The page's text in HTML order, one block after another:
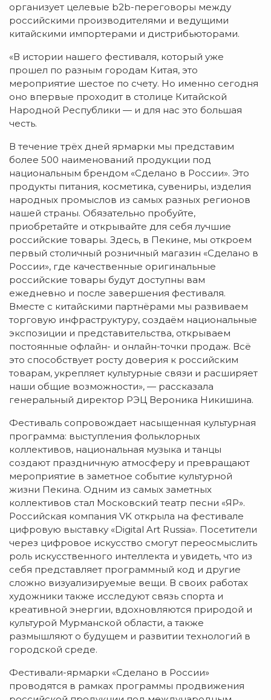
организует целевые b2b-переговоры между
российскими производителями и ведущими
китайскими импортерами и дистрибьюторами.
«В истории нашего фестиваля, который уже
прошел по разным городам Китая, это
мероприятие шестое по счету. Но именно сегодня
оно впервые проходит в столице Китайской
Народной Республики — и для нас это большая
честь.
В течение трёх дней ярмарки мы представим
более 500 наименований продукции под
национальным брендом «Сделано в России». Это
продукты питания, косметика, сувениры, изделия
народных промыслов из самых разных регионов
нашей страны. Обязательно пробуйте,
приобретайте и открывайте для себя лучшие
российские товары. Здесь, в Пекине, мы откроем
первый столичный розничный магазин «Сделано в
России», где качественные оригинальные
российские товары будут доступны вам
ежедневно и после завершения фестиваля.
Вместе с китайскими партнёрами мы развиваем
торговую инфраструктуру, создаём национальные
экспозиции и представительства, открываем
постоянные офлайн- и онлайн-точки продаж. Всё
это способствует росту доверия к российским
товарам, укрепляет культурные связи и расширяет
наши общие возможности», — рассказала
генеральный директор РЭЦ Вероника Никишина.
Фестиваль сопровождает насыщенная культурная
программа: выступления фольклорных
коллективов, национальная музыка и танцы
создают праздничную атмосферу и превращают
мероприятие в заметное событие культурной
жизни Пекина. Одним из самых заметных
коллективов стал Московский театр песни «ЯР».
Российская компания VK открыла на фестивале
цифровую выставку «Digital Art Russia». Посетители
через цифровое искусство смогут переосмыслить
роль искусственного интеллекта и увидеть, что из
себя представляет программный код и другие
сложно визуализируемые вещи. В своих работах
художники также исследуют связь спорта и
креативной энергии, вдохновляются природой и
культурой Мурманской области, а также
размышляют о будущем и развитии технологий в
городской среде.
Фестивали-ярмарки «Сделано в России»
проводятся в рамках программы продвижения